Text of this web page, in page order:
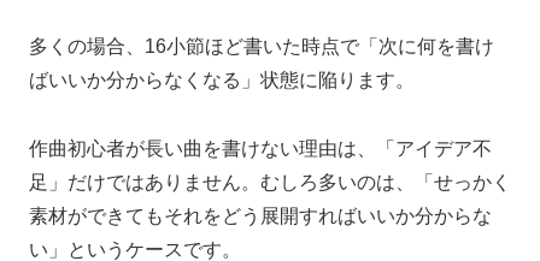
多くの場合、16小節ほど書いた時点で「次に何を書け
ばいいか分からなくなる」状態に陥ります。
作曲初心者が長い曲を書けない理由は、「アイデア不
足」だけではありません。むしろ多いのは、「せっかく
素材ができてもそれをどう展開すればいいか分からな
い」というケースです。